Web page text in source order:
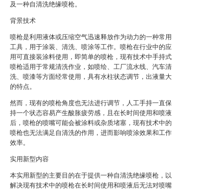
及一种自清洗绝缘喷枪。
背景技术
喷枪是利用液体或压缩空气迅速释放作为动力的一种常用
工具，用于涂装、清洗、喷涂等工作。喷枪在行业中的应
用可直接装涂料使用，即简单的喷枪，现有技术中手持式
喷枪适用于常规清洗作业，如喷绘、工厂流水线、汽车清
洗、喷漆等方面经常使用，具有水柱状态调节，出液量大
的特点。
然而，现有的喷枪角度也无法进行调节，人工手持一直保
持一个状态容易产生酸胀疲劳感，且在长时间使用和喷液
后，喷枪的喷嘴可能会被涂料或杂质堵塞，现有技术中的
喷枪也无法满足自清洗的作用，进而影响喷涂效果和工作
效率。
实用新型内容
本实用新型的主要目的在于提供一种自清洗绝缘喷枪，以
解决现有技术中的喷枪在长时间使用和喷液后无法对喷嘴